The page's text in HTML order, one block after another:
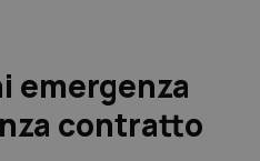
emergenza
contratto